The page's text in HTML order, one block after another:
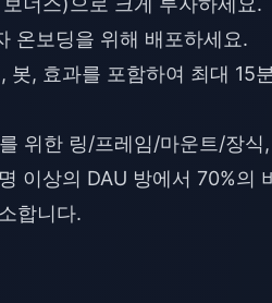
온보딩을 위해 배포하세요.
봇, 효과를 포함하여 최대 15
위한 링/프레임/마운트/장식
이상의 DAU 방에서 70%의
합니다.